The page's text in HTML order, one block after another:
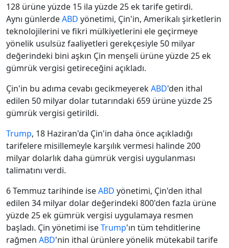
128 ürüne yüzde 15 ila yüzde 25 ek tarife getirdi.
Aynı günlerdeABD yönetimi, Çin'in, Amerikalı şirketlerin
teknolojilerini ve fikri mülkiyetlerini ele geçirmeye
yönelik usulsüz faaliyetleri gerekçesiyle 50 milyar
değerindeki bini aşkın Çin menşeli ürüne yüzde 25 ek
gümrük vergisi getireceğini açıkladı.
Çin'in bu adıma cevabı gecikmeyerekABD'den ithal
edilen 50 milyar dolar tutarındaki 659 ürüne yüzde 25
gümrük vergisi getirildi.
Trump, 18 Haziran'da Çin'in daha önce açıkladığı
tarifelere misillemeyle karşılık vermesi halinde 200
milyar dolarlık daha gümrük vergisi uygulanması
talimatını verdi.
6 Temmuz tarihinde iseABD yönetimi, Çin'den ithal
edilen 34 milyar dolar değerindeki 800'den fazla ürüne
yüzde 25 ek gümrük vergisi uygulamaya resmen
başladı. Çin yönetimi iseTrump'ın tüm tehditlerine
rağmen ABD'nin ithal ürünlere yönelik mütekabil tarife